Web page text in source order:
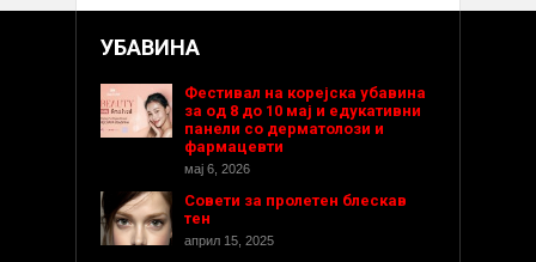
УБАВИНА
Фестивал на корејска убавина
за од 8 до 10 мај и едукативни
панели со дерматолози и
фармацевти
мај 6, 2026
Совети за пролетен блескав
тен
април 15, 2025